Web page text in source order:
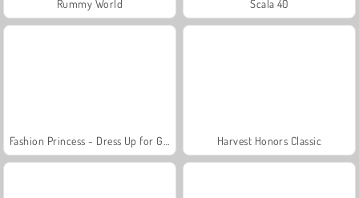
Rummy World Scala 40
Harvest Honors Classic